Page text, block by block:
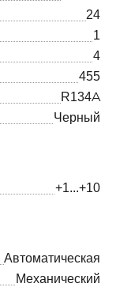
24
1
4
455
R134A
Черный
+1...+10
Автоматическая
Механический